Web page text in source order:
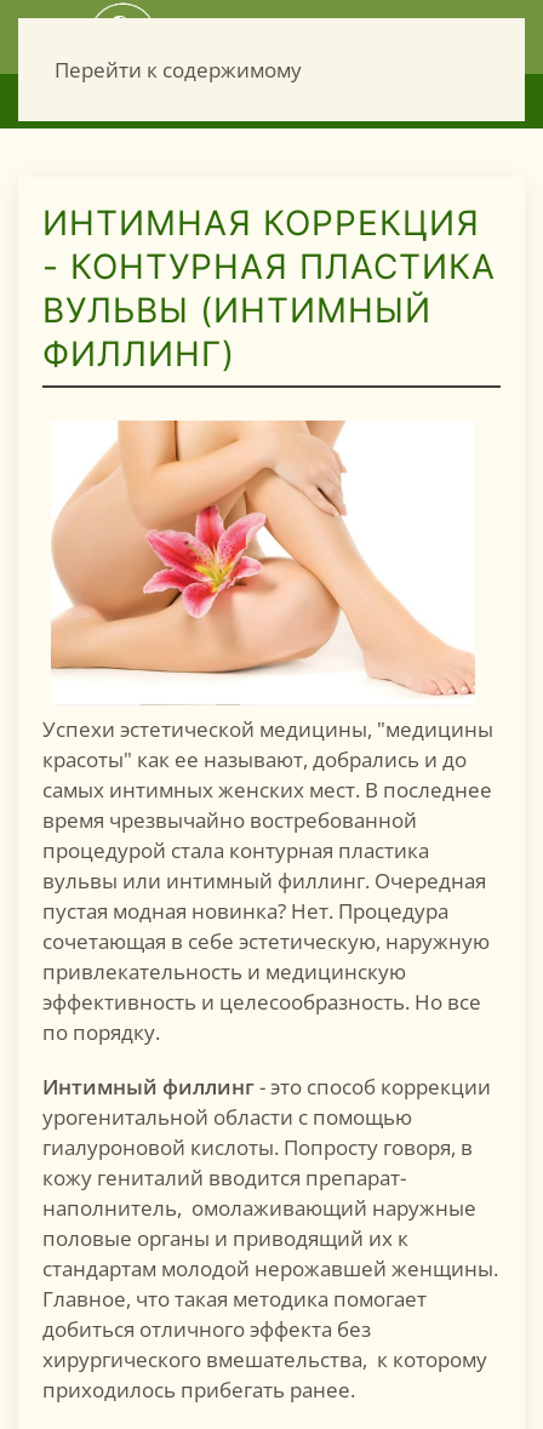
Перейти к содержимому
ИНТИМНАЯ КОРРЕКЦИЯ
- КОНТУРНАЯ ПЛАСТИКА
ВУЛЬВЫ (ИНТИМНЫЙ
ФИЛЛИНГ)
Успехи эстетической медицины, "медицины
красоты" как ее называют, добрались и до
самых интимных женских мест. В последнее
время чрезвычайно востребованной
процедурой стала контурная пластика
вульвы или интимный филлинг. Очередная
пустая модная новинка? Нет. Процедура
сочетающая в себе эстетическую, наружную
привлекательность и медицинскую
эффективность и целесообразность. Но все
по порядку.
Интимный филлинг- это способ коррекции
урогенитальной области с помощью
гиалуроновой кислоты. Попросту говоря, в
кожу гениталий вводится препарат-
наполнитель, омолаживающий наружные
половые органы и приводящий их к
стандартам молодой нерожавшей женщины.
Главное, что такая методика помогает
добиться отличного эффекта без
хирургического вмешательства, к которому
приходилось прибегать ранее.